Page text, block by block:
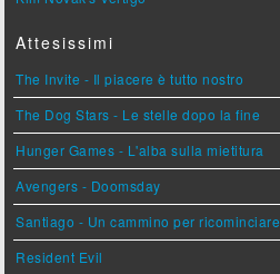
Attesissimi
The Invite - Il piacere è tutto nostro
The Dog Stars - Le stelle dopo la fine
Hunger Games - L'alba sulla mietitura
Avengers - Doomsday
Santiago - Un cammino per ricominciare
Resident Evil